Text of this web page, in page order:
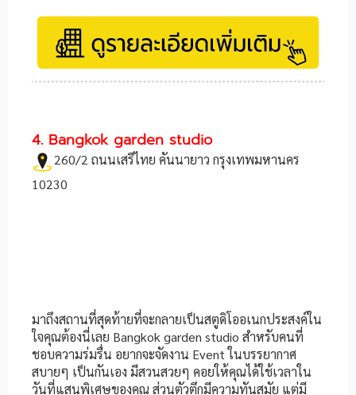
4. Bangkok garden studio
260/2 ถนนเสรีไทย คันนายาว กรุงเทพมหานคร
10230
มาถึงสถานที่สุดท้ายที่จะกลายเป็นสตูดิโออเนกประสงค์ใน
ใจคุณต้องนี่เลย Bangkok garden studio สำหรับคนที่
ชอบความร่มรื่น อยากจะจัดงาน Event ในบรรยากาศ
สบายๆ เป็นกันเอง มีสวนสวยๆ คอยให้คุณได้ใช้เวลาใน
วันที่แสนพิเศษของคุณ ส่วนตัวตึกมีความทันสมัย แต่มี